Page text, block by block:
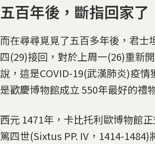
五百年後，斷指回家了
而在尋尋覓覓了五百多年後，君士
四(29)接回，對於上周一(26)重新
說，這是COVID-19(武漢肺炎)疫
是歡慶博物館成立 550年最好的禮
西元 1471年，卡比托利歐博物館
篤四世(Sixtus PP. IV，1414-